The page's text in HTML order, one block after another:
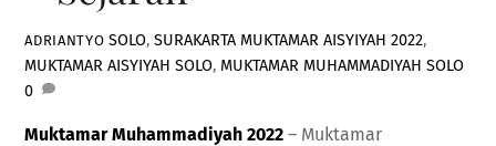
ADRIANTYO SOLO,SURAKARTA MUKTAMAR AISYIYAH 2022,
MUKTAMAR AISYIYAH SOLO, MUKTAMAR MUHAMMADIYAH SOLO
0
Muktamar Muhammadiyah 2022 – Muktamar